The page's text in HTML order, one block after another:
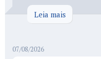
Leia mais
07/08/2026